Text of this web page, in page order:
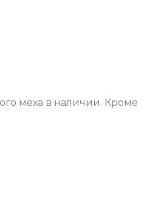
меха в наличии. Кроме